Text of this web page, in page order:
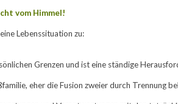
vom Himmel!
Lebenssituation zu:
Grenzen und ist eine ständige
eher die Fusion zweier durch Trennung